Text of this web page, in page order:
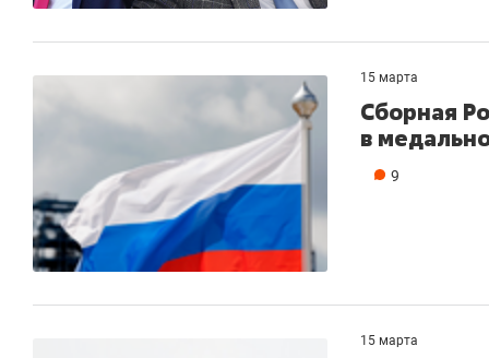
15 марта
Сборная
в
9
15 марта